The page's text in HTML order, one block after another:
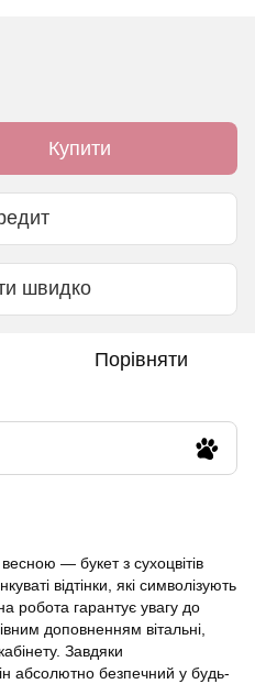
Купити
швидко
Порівняти
— букет з сухоцвітів
відтінки, які символізують
робота гарантує увагу до
доповненням вітальні,
Завдяки
абсолютно безпечний у будь-